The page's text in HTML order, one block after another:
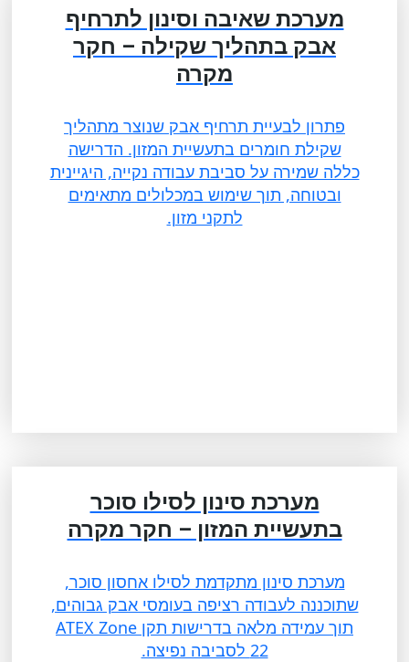
מערכת שאיבה וסינון לתרחיף
אבק בתהליך שקילה – חקר
מקרה
פתרון לבעיית תרחיף אבק שנוצר מתהליך
שקילת חומרים בתעשיית המזון. הדרישה
כללה שמירה על סביבת עבודה נקייה, היגיינית
ובטוחה, תוך שימוש במכלולים מתאימים
לתקני מזון.
מערכת סינון לסילו סוכר
בתעשיית המזון – חקר מקרה
מערכת סינון מתקדמת לסילו אחסון סוכר,
שתוכננה לעבודה רציפה בעומסי אבק גבוהים,
תוך עמידה מלאה בדרישות תקן ATEX Zone
22 לסביבה נפיצה.